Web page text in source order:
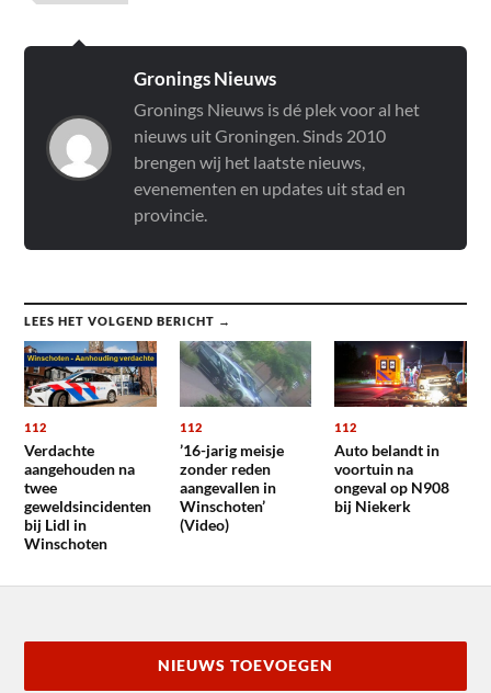
Gronings Nieuws
Gronings Nieuws is dé plek voor al het
nieuws uit Groningen. Sinds 2010
brengen wij het laatste nieuws,
evenementen en updates uit stad en
provincie.
LEES HET VOLGEND BERICHT →
112
Verdachte
aangehouden na
twee
geweldsincidenten
bij Lidl in
Winschoten
112
’16-jarig meisje
zonder reden
aangevallen in
Winschoten’
(Video)
112
Auto belandt in
voortuin na
ongeval op N908
bij Niekerk
NIEUWS TOEVOEGEN